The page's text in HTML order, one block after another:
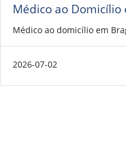
Médico ao Domicílio
Médico ao domicílio em
2026-07-02